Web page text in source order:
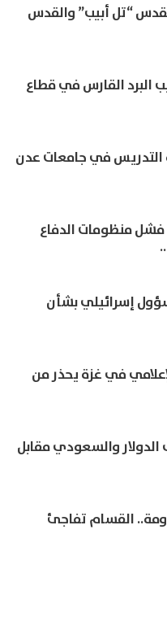
“تل أبيب” والقدس
البرد القارس في قطاع
التدريس في جامعات عدن
منظومات الدفاع
إسرائيلي بشأن
في غزة يحذر من
والسعودي مقابل
القسام تفاجئ